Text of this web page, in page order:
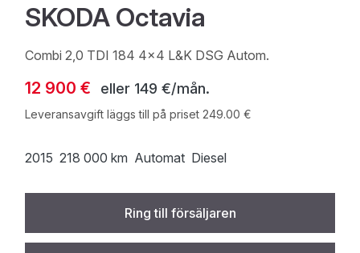
SKODA Octavia
Combi 2,0 TDI 184 4x4 L&K DSG Autom.
12 900 € eller 149 €/mån.
Leveransavgift läggs till på priset 249.00 €
2015 218 000 km Automat Diesel
Ring till försäljaren